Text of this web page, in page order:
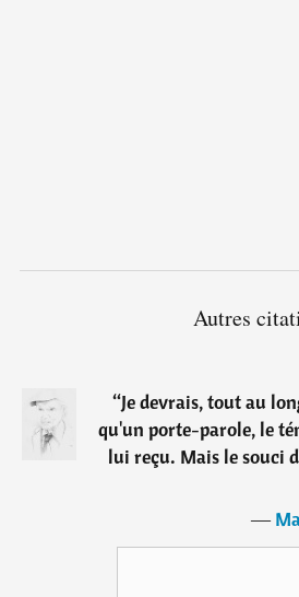
Autres
“Je devrais, tout au
qu'un porte-parole, le
lui reçu. Mais le souci
―